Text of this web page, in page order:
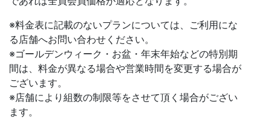
※料金表に記載のないプランについては、ご利用にな
る店舗へお問い合わせください。
※ゴールデンウィーク・お盆・年末年始などの特別期
間は、料金が異なる場合や営業時間を変更する場合が
ございます。
※店舗により組数の制限等をさせて頂く場合がござい
ます。